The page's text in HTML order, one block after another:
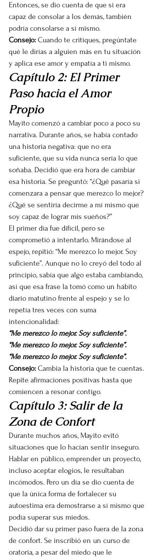
Entonces, se dio cuenta de que si era
capaz de consolar a los demás, también
podría consolarse a sí mismo.
Consejo: Cuando te critiques, pregúntate
qué le dirías a alguien más en tu situación
y aplica ese amor y empatía a ti mismo.
Capítulo 2: El Primer
Paso hacia el Amor
Propio
Mayito comenzó a cambiar poco a poco su
narrativa. Durante años, se había contado
una historia negativa: que no era
suficiente, que su vida nunca sería lo que
soñaba. Decidió que era hora de cambiar
esa historia. Se preguntó: “¿Qué pasaría si
comenzara a pensar que merezco lo mejor?
¿Qué se sentiría decirme a mí mismo que
soy capaz de lograr mis sueños?”
El primer día fue difícil, pero se
comprometió a intentarlo. Mirándose al
espejo, repitió: “Me merezco lo mejor. Soy
suficiente”. Aunque no lo creyó del todo al
principio, sabía que algo estaba cambiando,
así que esa frase la tomó como un hábito
diario matutino frente al espejo y se lo
repetía tres veces con suma
intencionalidad:
“Me merezco lo mejor. Soy suficiente”.
“Me merezco lo mejor. Soy suficiente”.
“Me merezco lo mejor. Soy suficiente”.
Consejo: Cambia la historia que te cuentas.
Repite afirmaciones positivas hasta que
comiencen a resonar contigo.
Capítulo 3: Salir de la
Zona de Confort
Durante muchos años, Mayito evitó
situaciones que lo hacían sentir inseguro.
Hablar en público, emprender un proyecto,
incluso aceptar elogios, le resultaban
incómodos. Pero un día se dio cuenta de
que la única forma de fortalecer su
autoestima era demostrarse a sí mismo que
podía superar sus miedos.
Decidió dar su primer paso fuera de la zona
de confort. Se inscribió en un curso de
oratoria, a pesar del miedo que le